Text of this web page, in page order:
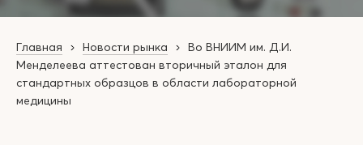
Главная Новости рынка
Во ВНИИМ им. Д.И.
Менделеева аттестован вторичный эталон для
стандартных образцов в области лабораторной
медицины